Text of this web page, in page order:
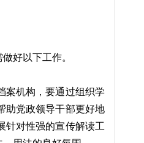
好以下工作。
机构，要通过组织学
助党政领导干部更好地
针对性强的宣传解读工